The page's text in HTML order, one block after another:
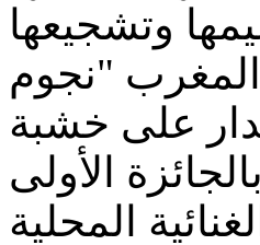
"نجوم
على خشبة
الأولى